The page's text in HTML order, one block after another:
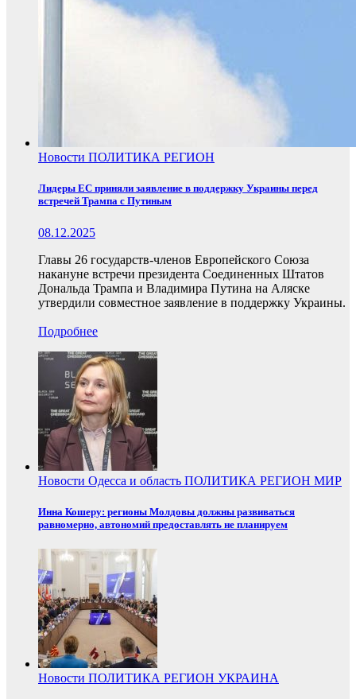
Новости ПОЛИТИКА РЕГИОН
Лидеры ЕС приняли заявление в поддержку Украины перед
встречей Трампа с Путиным
08.12.2025
Главы 26 государств-членов Европейского Союза
накануне встречи президента Соединенных Штатов
Дональда Трампа и Владимира Путина на Аляске
утвердили совместное заявление в поддержку Украины.
Подробнее
Новости Одесса и область ПОЛИТИКА РЕГИОН МИР
Инна Кошеру: регионы Молдовы должны развиваться
равномерно, автономий предоставлять не планируем
Новости ПОЛИТИКА РЕГИОН УКРАИНА